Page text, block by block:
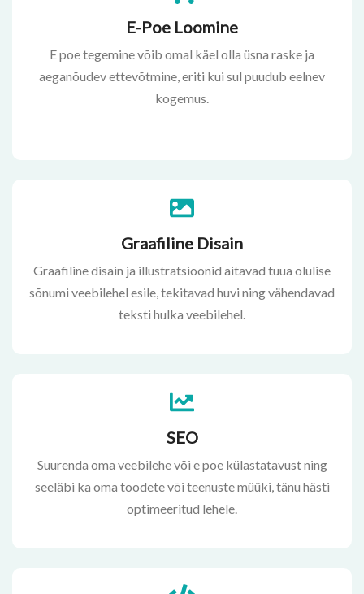
E-Poe Loomine
E poe tegemine võib omal käel olla üsna raske ja
aeganõudev ettevõtmine, eriti kui sul puudub eelnev
kogemus.
Graafiline Disain
Graafiline disain ja illustratsioonid aitavad tuua olulise
sõnumi veebilehel esile, tekitavad huvi ning vähendavad
teksti hulka veebilehel.
SEO
Suurenda oma veebilehe või e poe külastatavust ning
seeläbi ka oma toodete või teenuste müüki, tänu hästi
optimeeritud lehele.